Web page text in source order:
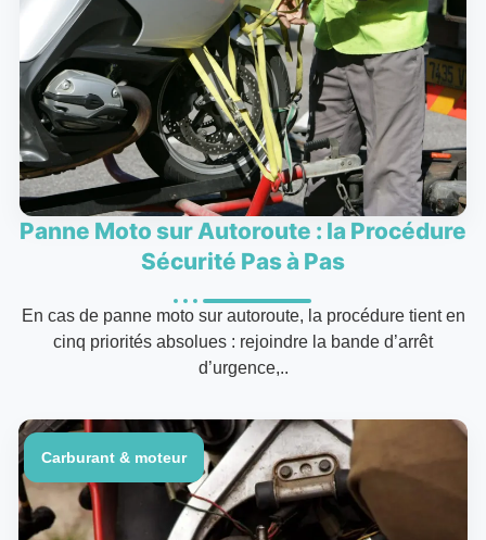
Panne Moto sur Autoroute : la Procédure
Sécurité Pas à Pas
En cas de panne moto sur autoroute, la procédure tient en
cinq priorités absolues : rejoindre la bande d’arrêt
d’urgence,..
Carburant & moteur